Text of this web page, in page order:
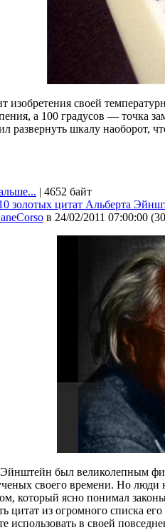
изобретения своей
а 100 градусов — точка
развернуть шкалу наоборот,
| 4652 байт
золотых цитат Альберта
в 24/02/2011 07:00:00 (
был великолепным
своего времени. Но люди
который ясно понимал
цитат из огромного списка
использовать в своей